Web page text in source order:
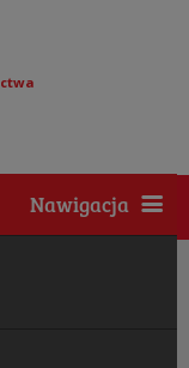
Nawigacja